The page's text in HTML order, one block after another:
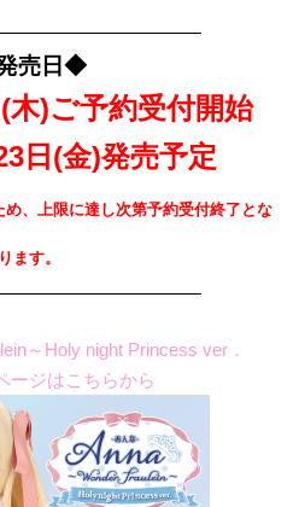
売日◆
木)ご予約受付開始
日(金)発売予定
、上限に達し次第予約受付終了とな
ります。
～Holy night Princess ver．
ージはこちらから